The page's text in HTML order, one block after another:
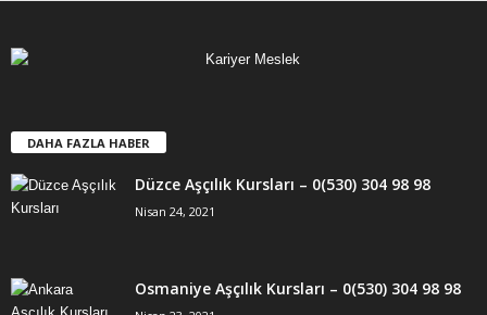
DAHA FAZLA HABER
Düzce Aşçılık Kursları – 0(530) 304 98 98
Nisan 24, 2021
Osmaniye Aşçılık Kursları – 0(530) 304 98 98